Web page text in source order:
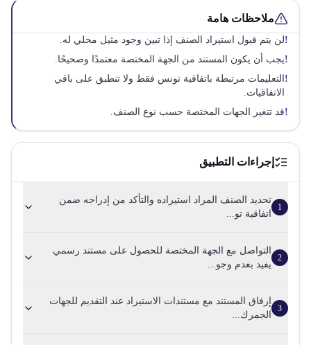
ملاحظات هامة
!لن يتم قبول استيراد الصنف إذا تبين وجود مثيل محلي له.
!يجب أن يكون المستند من الجهة المختصة معتمدًا وصحيحًا.
! التعليمات مرتبطة باتفاقية تونس فقط ولا تنطبق على باقي
الاتفاقيات.
!قد تتغير الجهات المختصة حسب نوع الصنف.
إجراءات التطبيق
1
تحديد الصنف المراد استيراده والتأكد من إدراجه ضمن
اتفاقية تو...
2
التواصل مع الجهة المختصة للحصول على مستند رسمي
يفيد بعدم وجو...
3
إرفاق المستند مع مستندات الاستيراد عند التقديم للجهات
الجمرك...